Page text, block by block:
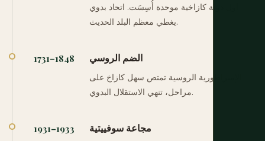
أول دولة كازاخية موحدة أُسِسَت. اتحاد بدوي
يغطي معظم البلد الحديث.
1731–1848 الضم الروسي
الإمبراطورية الروسية تمتص سهل كازاخ على
مراحل، تنهي الاستقلال البدوي.
1931–1933 مجاعة سوفييتية